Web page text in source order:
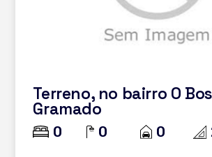
Terreno, no bairro O
Gramado
0 0 0